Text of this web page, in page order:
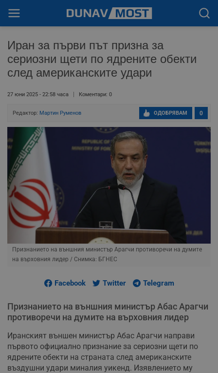
Иран за първи път призна за
сериозни щети по ядрените обекти
след американските удари
27 юни 2025 - 22:58 часа Коментари: 0
Редактор: Мартин Руменов 0
ОДОБРЯВАМ
Признанието на външния министър Арагчи противоречи на думите
на върховния лидер / Снимка: БГНЕС
Facebook Twitter Telegram
Признанието на външния министър Абас Арагчи
противоречи на думите на върховния лидер
Иранският външен министър Абас Арагчи направи
първото официално признание за сериозни щети по
ядрените обекти на страната след американските
въздушни удари миналия уикенд. Изявлението му